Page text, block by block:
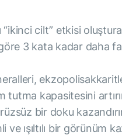
“ikinci cilt” etkisi
3 kata kadar daha
tutma kapasitesini
bir doku
ve ışıltılı bir görünüm